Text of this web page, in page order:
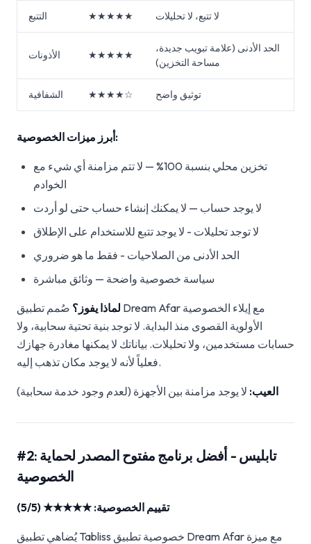
التتبع ★★★★★ لا تتبع، لا تحليلات
الأذونات ★★★★★
الحد الأدنى (علامة تبويب جديدة،
مساحة التخزين)
الشفافية ★★★★☆ توثيق واضح
أبرز ميزات الخصوصية:
تخزين محلي بنسبة 100% — لا تتم مزامنة أي شيء مع
الخوادم
لا يوجد حساب — لا يمكنك إنشاء حساب حتى لو أردت
لا توجد تحليلات - لا يوجد تتبع للاستخدام على الإطلاق
الحد الأدنى من الصلاحيات - فقط ما هو ضروري
سياسة خصوصية واضحة — وثائق مباشرة
لماذا يفوز؟ صُمم تطبيق Dream Afar مع إيلاء الخصوصية
الأولوية القصوى منذ البداية. لا توجد بنية تحتية سحابية، ولا
حسابات مستخدمين، ولا تحليلات. بياناتك لا يمكنها مغادرة جهازك
فعلياً لأنه لا يوجد مكان تذهب إليه.
العيب: لا يوجد مزامنة بين الأجهزة (لعدم وجود خدمة سحابية)
#2: تابليس - أفضل برنامج مفتوح المصدر لحماية
الخصوصية
تقييم الخصوصية: ★★★★★ (5/5)
يُضاهي تطبيق Tabliss خصوصية تطبيق Dream Afar مع ميزة